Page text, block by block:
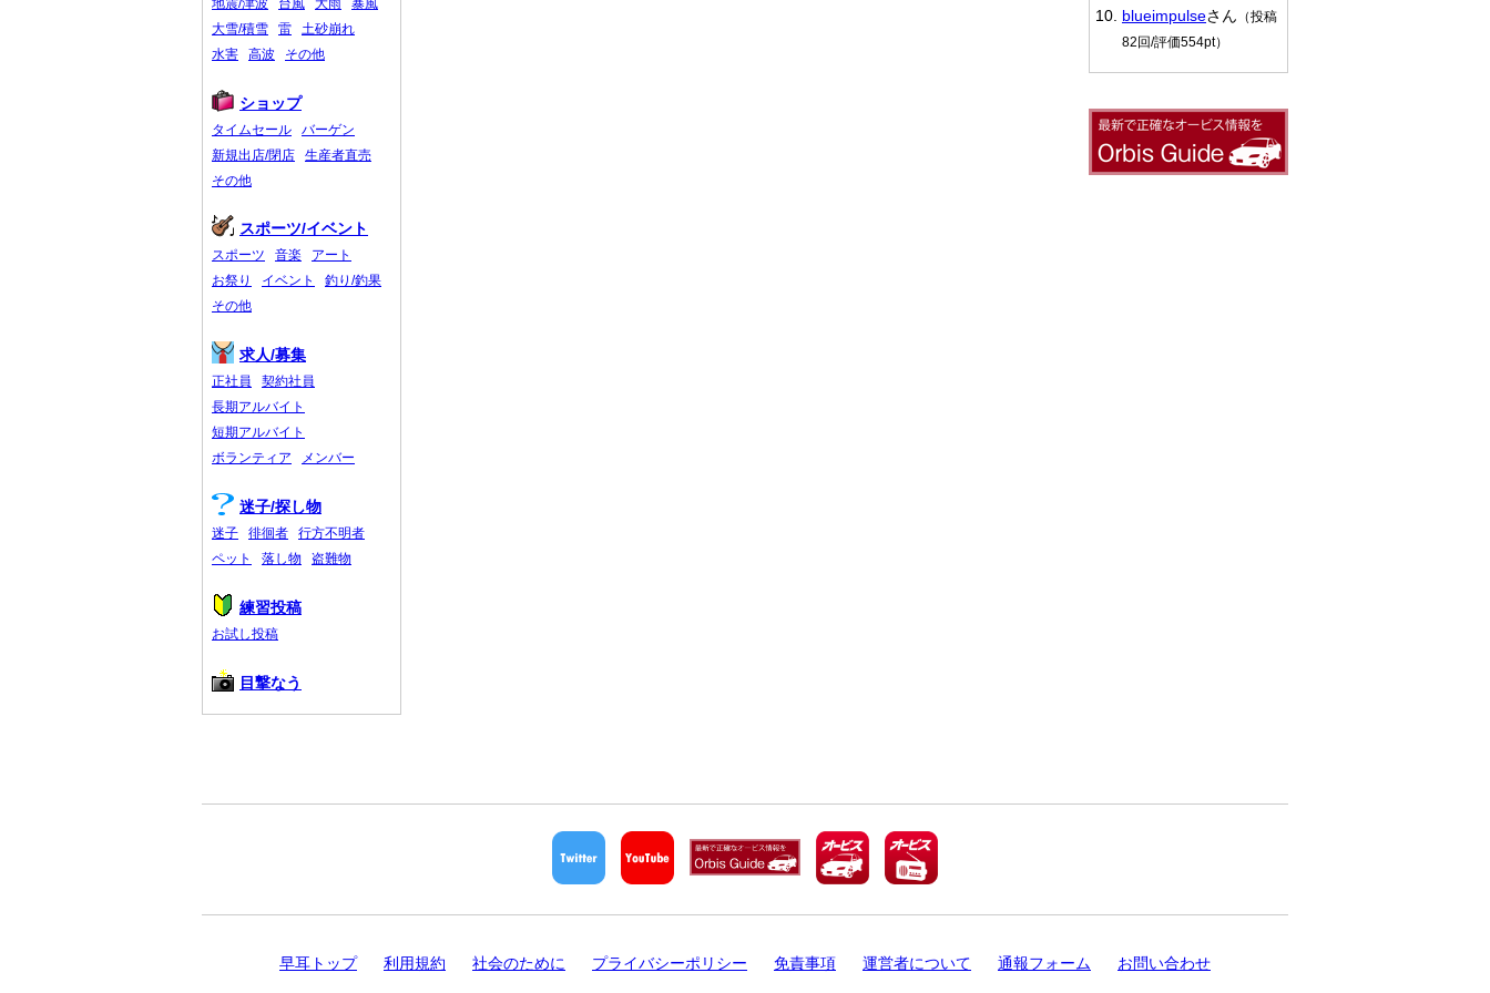
大雪/積雪
雷
土砂崩れ
水害
高波 その他
ショップ
タイムセール
バーゲン
新規出店/閉店
生産者直売
その他
スポーツ/イベント
スポーツ 音楽
アート
お祭り
イベント
釣り/釣果
その他
求人/募集
正社員
契約社員
長期アルバイト
短期アルバイト
ボランティア
メンバー
迷子/探し物
迷子 徘徊者
行方不明者
ペット
落し物 盗難物
練習投稿
お試し投稿
目撃なう
blueimpulseさん （投稿
82回/評価554pt）
早耳トップ 利用規約 社会のために プライバシーポリシー 免責事項 運営者について 通報フォーム お問い合わせ